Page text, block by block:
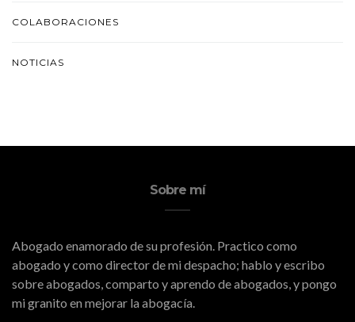
COLABORACIONES
NOTICIAS
Sobre mí
Abogado enamorado de su profesión. Practico como
abogado y como director de mi despacho; hablo y escribo
sobre abogados, comparto y aprendo de abogados, y pongo
mi granito en mejorar la abogacía.